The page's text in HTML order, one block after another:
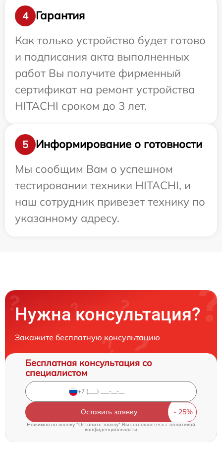
4
Гарантия
Как только устройство будет готово
и подписания акта выполненных
работ Вы получите фирменный
сертификат на ремонт устройства
HITACHI сроком до 3 лет.
5
Информирование о готовности
Мы сообщим Вам о успешном
тестировании техники HITACHI, и
наш сотрудник привезет технику по
указанному адресу.
Нужна консультация?
Закажите бесплатную консультацию
Бесплатная консультация со
специалистом
Оставить заявку
Нажимая на кнопку "Оставить заявку" Вы соглашаетесь cполитикой
конфиденциальности